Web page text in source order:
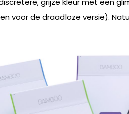
voor de draadloze versie).